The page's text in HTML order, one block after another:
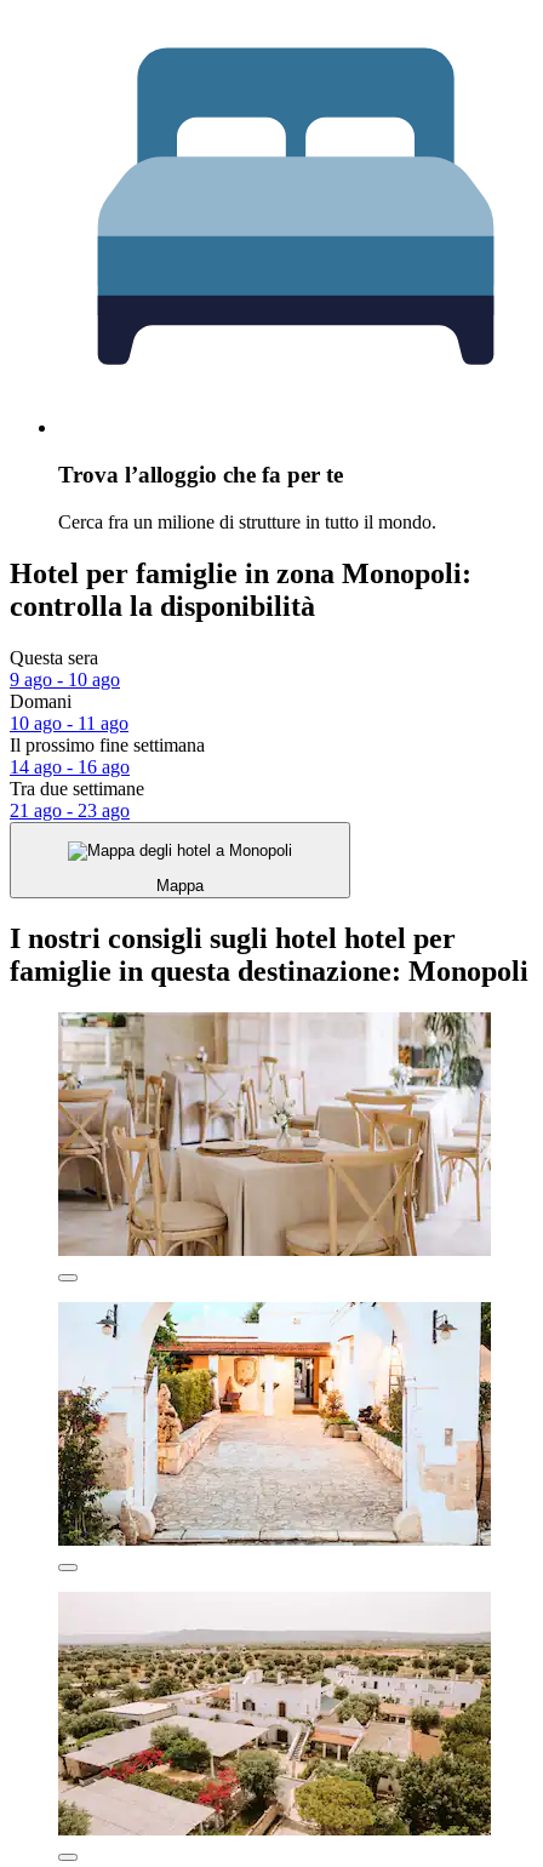
Trova l’alloggio che fa per te
Cerca fra un milione di strutture in tutto il mondo.
Hotel per famiglie in zona Monopoli:
controlla la disponibilità
Questa sera
9 ago - 10 ago
Domani
10 ago - 11 ago
Il prossimo fine settimana
14 ago - 16 ago
Tra due settimane
21 ago - 23 ago
Mappa
I nostri consigli sugli hotel hotel per
famiglie in questa destinazione: Monopoli